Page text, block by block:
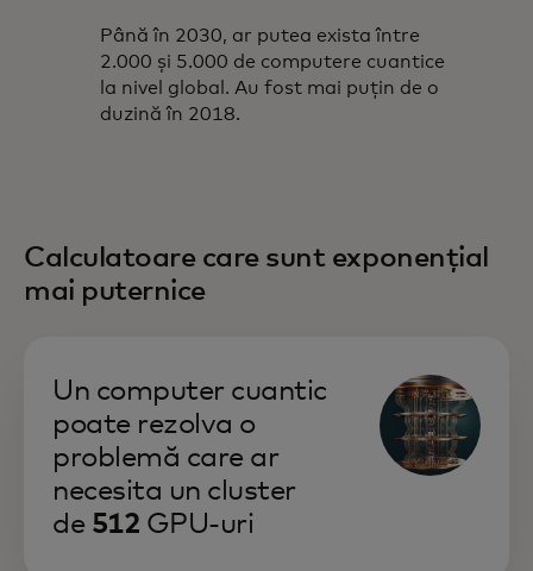
Până în 2030, ar putea exista între
2.000 și 5.000 de computere cuantice
la nivel global. Au fost mai puțin de o
duzină în 2018.
Calculatoare care sunt exponențial
mai puternice
Un computer cuantic
poate rezolva o
problemă care ar
necesita un cluster
de 512 GPU-uri